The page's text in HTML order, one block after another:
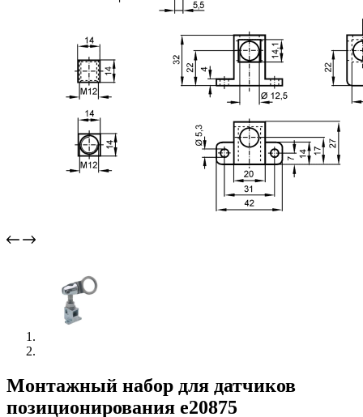
Монтажный набор для датчиков
позиционирования e20875